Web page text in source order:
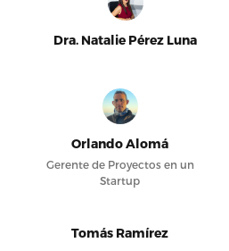
Dra. Natalie Pérez Luna
Orlando Alomá
Gerente de Proyectos en un
Startup
Tomás Ramírez